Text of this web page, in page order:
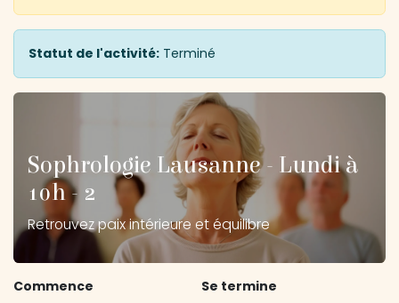
Statut de l'activité: Terminé
Sophrologie Lausanne - Lundi à
10h - 2
Retrouvez paix intérieure et équilibre
Commence Se termine